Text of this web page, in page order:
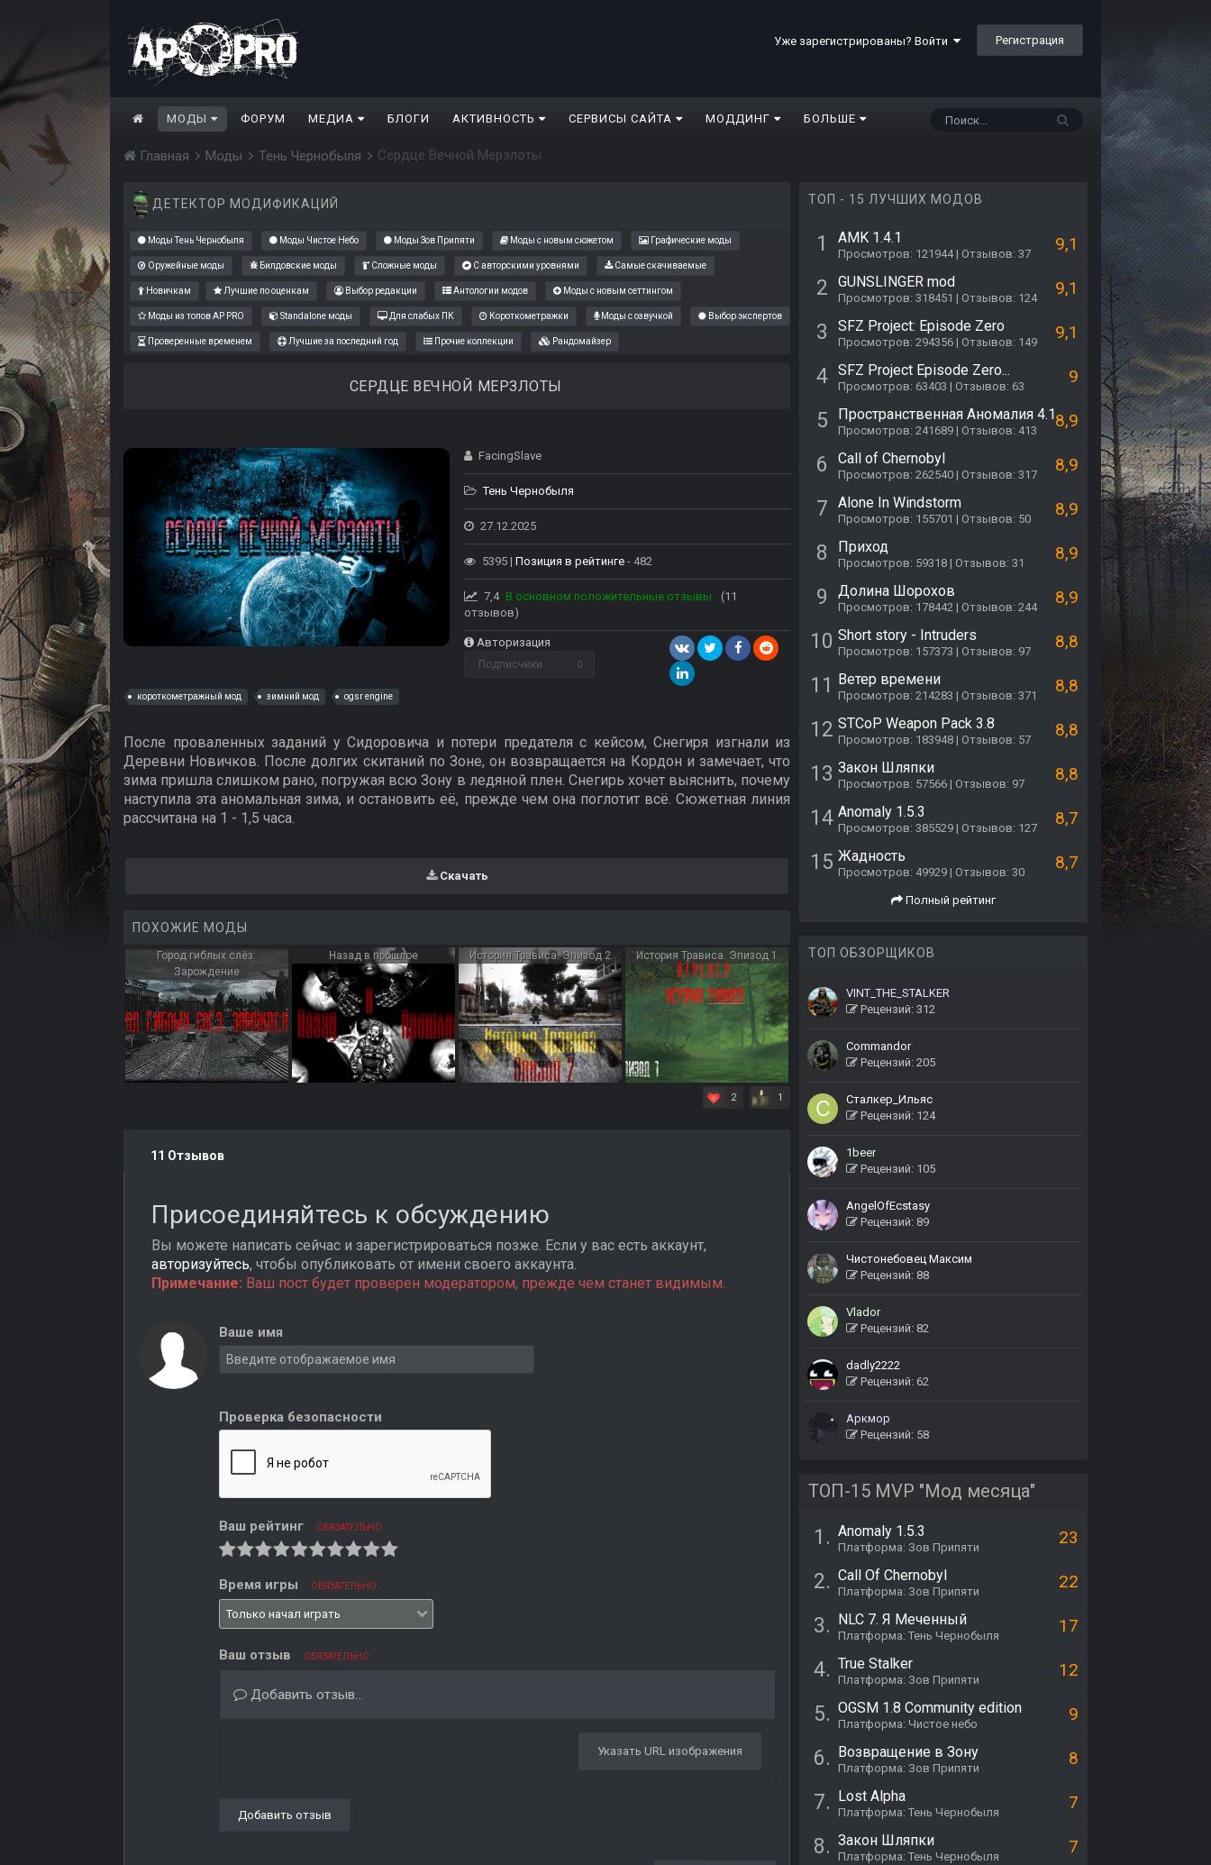
Уже зарегистрированы? Войти Регистрация
МОДЫ ФОРУМ МЕДИА БЛОГИ АКТИВНОСТЬ СЕРВИСЫ САЙТА МОДДИНГ БОЛЬШЕ
Главная Моды Тень Чернобыля Сердце Вечной Мерзлоты
ДЕТЕКТОР МОДИФИКАЦИЙ
Моды Тень Чернобыля Моды Чистое Небо Моды Зов Припяти Моды с новым сюжетом Графические моды
Оружейные моды Билдовские моды Сложные моды С авторскими уровнями Самые скачиваемые
Новичкам Лучшие по оценкам Выбор редакции Антологии модов Моды с новым сеттингом
Моды из топов AP PRO Standalone моды Для слабых ПК Короткометражки Моды с озвучкой Выбор экспертов
Проверенные временем Лучшие за последний год Прочие коллекции Рандомайзер
СЕРДЦЕ ВЕЧНОЙ МЕРЗЛОТЫ
FacingSlave
Тень Чернобыля
27.12.2025
5395 | Позиция в рейтинге- 482
7,4 В основном положительные отзывы (11
отзывов)
Авторизация
Подписчики 0
короткометражный мод зимний мод ogsr engine
После проваленных заданий у Сидоровича и потери предателя с кейсом, Снегиря изгнали из
Деревни Новичков. После долгих скитаний по Зоне, он возвращается на Кордон и замечает, что
зима пришла слишком рано, погружая всю Зону в ледяной плен. Снегирь хочет выяснить, почему
наступила эта аномальная зима, и остановить её, прежде чем она поглотит всё. Сюжетная линия
рассчитана на 1 - 1,5 часа.
Скачать
ПОХОЖИЕ МОДЫ
Город гиблых слёз:
Зарождение
Назад в прошлое История Трависа. Эпизод 2 История Трависа. Эпизод 1
2 1
11 Отзывов
Присоединяйтесь к обсуждению
Вы можете написать сейчас и зарегистрироваться позже. Если у вас есть аккаунт,
авторизуйтесь, чтобы опубликовать от имени своего аккаунта.
Примечание: Ваш пост будет проверен модератором, прежде чем станет видимым.
Ваше имя
Проверка безопасности
Ваш рейтинг ОБЯЗАТЕЛЬНО
Время игры ОБЯЗАТЕЛЬНО
Ваш отзыв ОБЯЗАТЕЛЬНО
Добавить отзыв...
Указать URL изображения
Добавить отзыв
ТОП - 15 ЛУЧШИХ МОДОВ
1 AMK 1.4.1
Просмотров: 121944 | Отзывов: 37 9,1
2 GUNSLINGER mod
Просмотров: 318451 | Отзывов: 124 9,1
3 SFZ Project: Episode Zero
Просмотров: 294356 | Отзывов: 149 9,1
4 SFZ Project Episode Zero...
Просмотров: 63403 | Отзывов: 63 9
5 Пространственная Аномалия 4.1
Просмотров: 241689 | Отзывов: 413 8,9
6 Call of Chernobyl
Просмотров: 262540 | Отзывов: 317 8,9
7 Alone In Windstorm
Просмотров: 155701 | Отзывов: 50 8,9
8 Приход
Просмотров: 59318 | Отзывов: 31 8,9
9 Долина Шорохов
Просмотров: 178442 | Отзывов: 244 8,9
10 Short story - Intruders
Просмотров: 157373 | Отзывов: 97 8,8
11 Ветер времени
Просмотров: 214283 | Отзывов: 371 8,8
12 STCoP Weapon Pack 3.8
Просмотров: 183948 | Отзывов: 57 8,8
13 Закон Шляпки
Просмотров: 57566 | Отзывов: 97 8,8
14 Anomaly 1.5.3
Просмотров: 385529 | Отзывов: 127 8,7
15 Жадность
Просмотров: 49929 | Отзывов: 30 8,7
Полный рейтинг
ТОП ОБЗОРЩИКОВ
VINT_THE_STALKER
Рецензий: 312
Commandor
Рецензий: 205
Сталкер_Ильяс
Рецензий: 124
1beer
Рецензий: 105
AngelOfEcstasy
Рецензий: 89
Чистонебовец Максим
Рецензий: 88
Vlador
Рецензий: 82
dadly2222
Рецензий: 62
Аркмор
Рецензий: 58
ТОП-15 MVP "Мод месяца"
1. Anomaly 1.5.3
Платформа: Зов Припяти 23
2. Call Of Chernobyl
Платформа: Зов Припяти 22
3. NLC 7. Я Меченный
Платформа: Тень Чернобыля 17
4. True Stalker
Платформа: Зов Припяти 12
5. OGSM 1.8 Community edition
Платформа: Чистое небо 9
6. Возвращение в Зону
Платформа: Зов Припяти 8
7. Lost Alpha
Платформа: Тень Чернобыля 7
8. Закон Шляпки
Платформа: Тень Чернобыля 7